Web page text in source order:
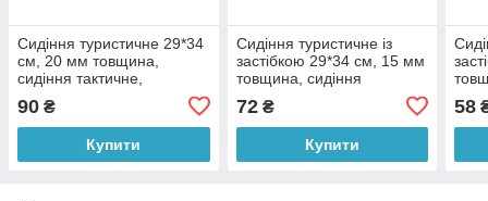
Сидіння туристичне 29*34
см, 20 мм товщина,
сидіння тактичне,
90 ₴
Купити
Сидіння туристичне із
застібкою 29*34 см, 15 мм
товщина, сидіння
72₴
Купити
58